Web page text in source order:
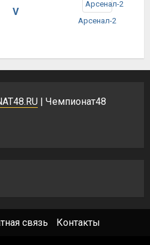
V
Арсенал-2
| Чемпионат48
связь Контакты